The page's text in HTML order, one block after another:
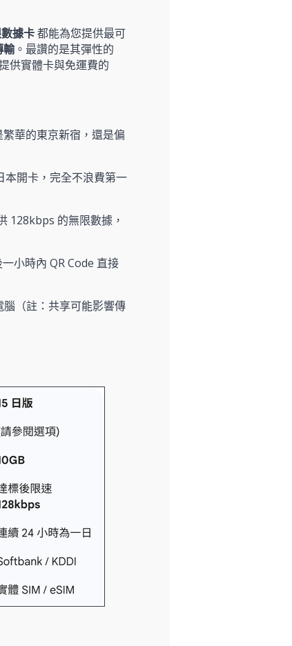
據卡都能為您提供最可
輸。最讚的是其彈性的
供實體卡與免運費的
華的東京新宿，還是偏
本開卡，完全不浪費第一
128kbps 的無限數據，
小時內 QR Code 直接
（註：共享可能影響傳